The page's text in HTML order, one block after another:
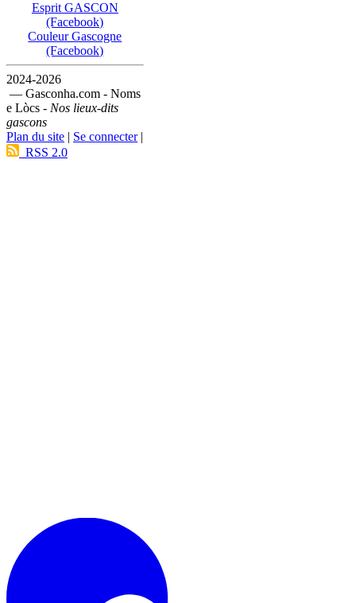
Esprit GASCON
(Facebook)
Couleur Gascogne
(Facebook)
2024-2026
— Gasconha.com - Noms
e Lòcs - Nos lieux-dits
gascons
Plan du site | Se connecter|
RSS 2.0